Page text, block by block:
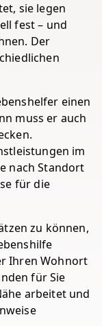
sie legen
fest – und
Der
einen
muss er auch
im
nach Standort
für die
zu können,
Ihren Wohnort
für Sie
arbeitet und